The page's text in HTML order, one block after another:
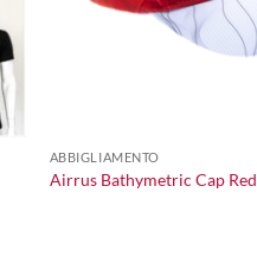
ABBIGLIAMENTO
Airrus Bathymetric Cap Red